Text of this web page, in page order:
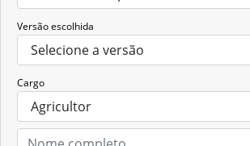
Versão escolhida
Cargo